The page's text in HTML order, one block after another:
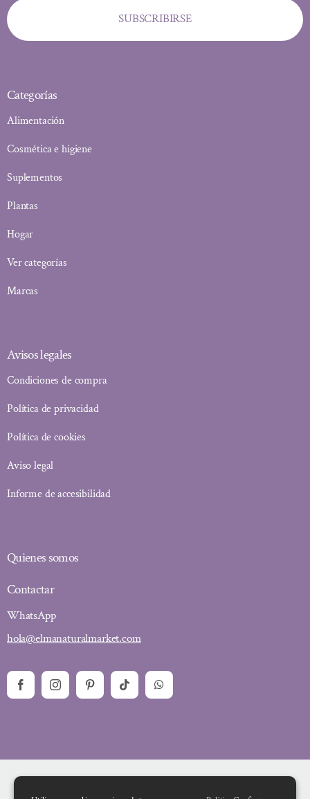
SUBSCRIBIRSE
Categorías
Alimentación
Cosmética e higiene
Suplementos
Plantas
Hogar
Ver categorías
Marcas
Avisos legales
Condiciones de compra
Política de privacidad
Política de cookies
Aviso legal
Informe de accesibilidad
Quienes somos
Contactar
WhatsApp
hola@elmanaturalmarket.com